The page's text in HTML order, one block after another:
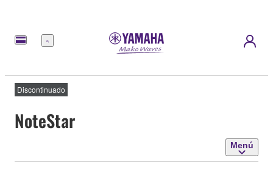
Menú
Discontinuado
NoteStar
Menú